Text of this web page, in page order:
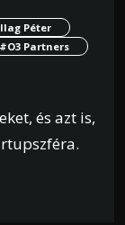
Péter
#O3 Partners
és azt is,